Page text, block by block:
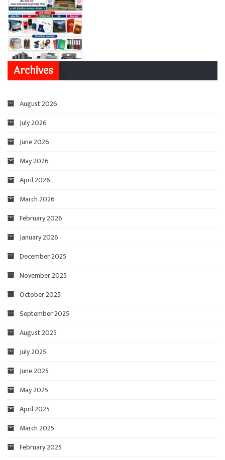
Archives
August 2026
July 2026
June 2026
May 2026
April 2026
March 2026
February 2026
January 2026
December 2025
November 2025
October 2025
September 2025
August 2025
July 2025
June 2025
May 2025
April 2025
March 2025
February 2025